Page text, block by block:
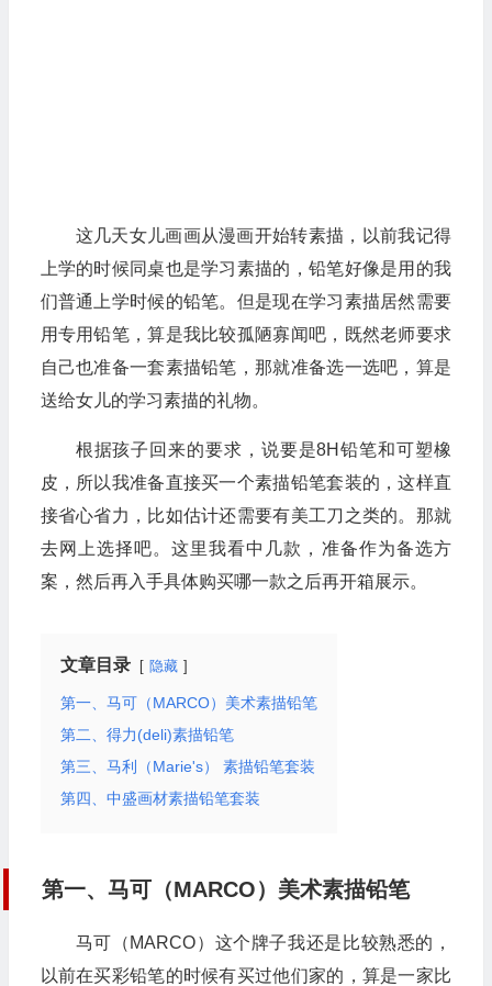
这几天女儿画画从漫画开始转素描，以前我记得
上学的时候同桌也是学习素描的，铅笔好像是用的我
们普通上学时候的铅笔。但是现在学习素描居然需要
用专用铅笔，算是我比较孤陋寡闻吧，既然老师要求
自己也准备一套素描铅笔，那就准备选一选吧，算是
送给女儿的学习素描的礼物。
根据孩子回来的要求，说要是8H铅笔和可塑橡
皮，所以我准备直接买一个素描铅笔套装的，这样直
接省心省力，比如估计还需要有美工刀之类的。那就
去网上选择吧。这里我看中几款，准备作为备选方
案，然后再入手具体购买哪一款之后再开箱展示。
文章目录 隐藏
第一、马可（MARCO）美术素描铅笔
第二、得力(deli)素描铅笔
第三、马利（Marie's） 素描铅笔套装
第四、中盛画材素描铅笔套装
第一、马可（MARCO）美术素描铅笔
马可（MARCO）这个牌子我还是比较熟悉的，
以前在买彩铅笔的时候有买过他们家的，算是一家比